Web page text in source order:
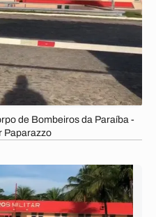
de Bombeiros da Paraíba -
Paparazzo